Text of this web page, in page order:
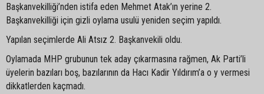
Başkanvekilliği’nden istifa eden Mehmet Atak’ın yerine 2.
Başkanvekilliği için gizli oylama usulü yeniden seçim yapıldı.
Yapılan seçimlerde Ali Atsız 2. Başkanvekili oldu.
Oylamada MHP grubunun tek aday çıkarmasına rağmen, Ak Parti’li
üyelerin bazıları boş, bazılarının da Hacı Kadir Yıldırım’a o y vermesi
dikkatlerden kaçmadı.